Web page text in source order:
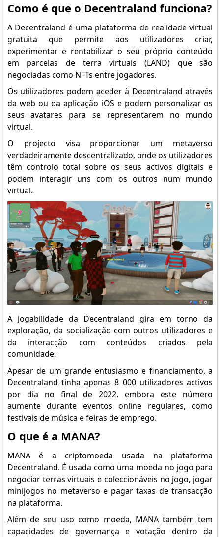
Como é que o Decentraland funciona?
A Decentraland é uma plataforma de realidade virtual
gratuita que permite aos utilizadores criar,
experimentar e rentabilizar o seu próprio conteúdo
em parcelas de terra virtuais (LAND) que são
negociadas como NFTs entre jogadores.
Os utilizadores podem aceder à Decentraland através
da web ou da aplicação iOS e podem personalizar os
seus avatares para se representarem no mundo
virtual.
O projecto visa proporcionar um metaverso
verdadeiramente descentralizado, onde os utilizadores
têm controlo total sobre os seus activos digitais e
podem interagir uns com os outros num mundo
virtual.
A jogabilidade da Decentraland gira em torno da
exploração, da socialização com outros utilizadores e
da interacção com conteúdos criados pela
comunidade.
Apesar de um grande entusiasmo e financiamento, a
Decentraland tinha apenas 8 000 utilizadores activos
por dia no final de 2022, embora este número
aumente durante eventos online regulares, como
festivais de música e feiras de emprego.
O que é a MANA?
MANA é a criptomoeda usada na plataforma
Decentraland. É usada como uma moeda no jogo para
negociar terras virtuais e coleccionáveis no jogo, jogar
minijogos no metaverso e pagar taxas de transacção
na plataforma.
Além de seu uso como moeda, MANA também tem
capacidades de governança e votação dentro da